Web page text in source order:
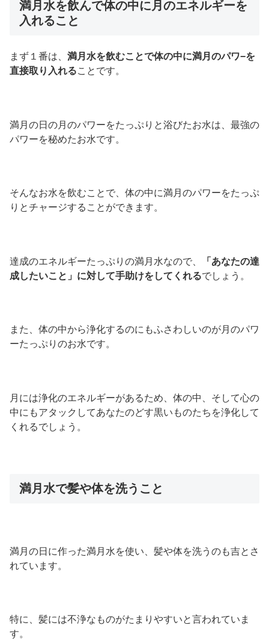
満月水を飲んで体の中に月のエネルギーを
入れること
まず１番は、 満月水を飲むことで体の中に満月のパワ−を
直接取り入れることです。
満月の日の月のパワーをたっぷりと浴びたお水は、最強の
パワーを秘めたお水です。
そんなお水を飲むことで、体の中に満月のパワーをたっぷ
りとチャージすることができます。
達成のエネルギーたっぷりの満月水なので、
「あなたの達
成したいこと」に対して手助けをしてくれるでしょう。
また、体の中から浄化するのにもふさわしいのが月のパワ
ーたっぷりのお水です。
月には浄化のエネルギーがあるため、体の中、そして心の
中にもアタックしてあなたのどす黒いものたちを浄化して
くれるでしょう。
満月水で髪や体を洗うこと
満月の日に作った満月水を使い、髪や体を洗うのも吉とさ
れています。
特に、髪には不浄なものがたまりやすいと言われていま
す。